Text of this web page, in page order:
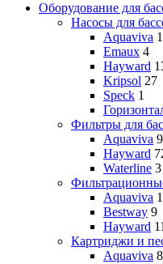
Оборудование для
Насосы для
Aquaviva
Emaux 4
Hayward
Kripsol 27
Speck 1
Фильтры для
Aquaviva
Hayward
Waterline 3
Aquaviva
Bestway 9
Hayward 11
Картриджи и
Aquaviva 8